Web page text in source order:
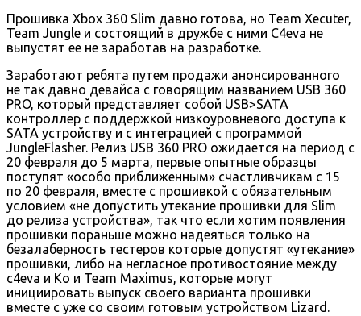
Прошивка Xbox 360 Slim давно готова, но Team Xecuter,
Team Jungle и состоящий в дружбе с ними C4eva не
выпустят ее не заработав на разработке.
Заработают ребята путем продажи анонсированного
не так давно девайса с говорящим названием USB 360
PRO, который представляет собой USB>SATA
контроллер с поддержкой низкоуровневого доступа к
SATA устройству и с интеграцией с программой
JungleFlasher. Релиз USB 360 PRO ожидается на период с
20 февраля до 5 марта, первые опытные образцы
поступят «особо приближенным» счастливчикам с 15
по 20 февраля, вместе с прошивкой с обязательным
условием «не допустить утекание прошивки для Slim
до релиза устройства», так что если хотим появления
прошивки пораньше можно надеяться только на
безалаберность тестеров которые допустят «утекание»
прошивки, либо на негласное противостояние между
c4eva и Ko и Team Maximus, которые могут
инициировать выпуск своего варианта прошивки
вместе с уже со своим готовым устройством Lizard.